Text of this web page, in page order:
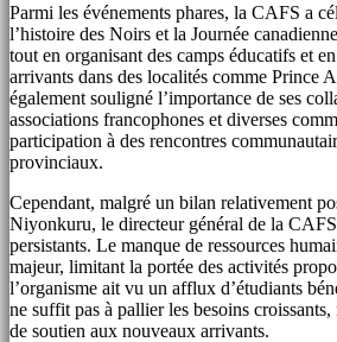
Parmi les événements phares, la CAFS a
l’histoire des Noirs et la Journée
tout en organisant des camps éducatifs et
arrivants dans des localités comme Prince
également souligné l’importance de ses
associations francophones et diverses
participation à des rencontres
provinciaux.
Cependant, malgré un bilan relativement
Niyonkuru, le directeur général de la
persistants. Le manque de ressources
majeur, limitant la portée des activités
l’organisme ait vu un afflux d’étudiants
ne suffit pas à pallier les besoins
de soutien aux nouveaux arrivants.